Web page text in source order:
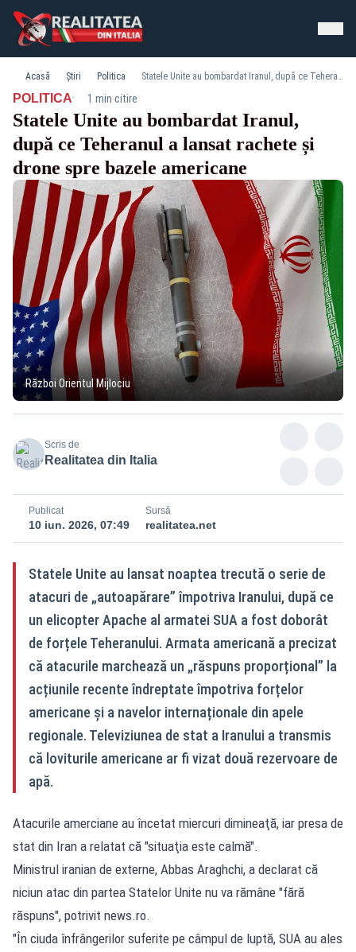
Acasă Știri Politica Statele Unite au bombardat Iranul, după ce Teheranul a lansat rachete și drone spre bazele americane
POLITICA· 1 min citire
Statele Unite au bombardat Iranul,
după ce Teheranul a lansat rachete și
drone spre bazele americane
Război Orientul Mijlociu
Scris de
Realitatea din Italia
Publicat
10 iun. 2026, 07:49
Sursă
realitatea.net
Statele Unite au lansat noaptea trecută o serie de
atacuri de „autoapărare” împotriva Iranului, după ce
un elicopter Apache al armatei SUA a fost doborât
de forțele Teheranului. Armata americană a precizat
că atacurile marchează un „răspuns proporțional” la
acțiunile recente îndreptate împotriva forțelor
americane și a navelor internaționale din apele
regionale. Televiziunea de stat a Iranului a transmis
că loviturile americane ar fi vizat două rezervoare de
apă.
Atacurile amerciane au încetat miercuri dimineaţă, iar presa de
stat din Iran a relatat că "situaţia este calmă".
Ministrul iranian de externe, Abbas Araghchi, a declarat că
niciun atac din partea Statelor Unite nu va rămâne "fără
răspuns", potrivit news.ro.
"În ciuda înfrângerilor suferite pe câmpul de luptă, SUA au ales